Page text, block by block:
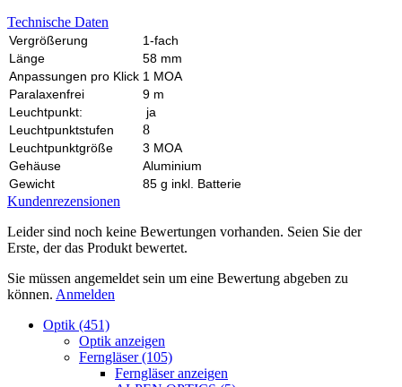
Technische Daten
Vergrößerung
1-fach
Länge
58 mm
Anpassungen pro Klick 1 MOA
Paralaxenfrei
9 m
Leuchtpunkt:
ja
Leuchtpunktstufen
8
Leuchtpunktgröße
3 MOA
Gehäuse
Aluminium
Gewicht
85 g inkl. Batterie
Kundenrezensionen
Leider sind noch keine Bewertungen vorhanden. Seien Sie der
Erste, der das Produkt bewertet.
Sie müssen angemeldet sein um eine Bewertung abgeben zu
können. Anmelden
Optik (451)
Optik anzeigen
Ferngläser (105)
Ferngläser anzeigen